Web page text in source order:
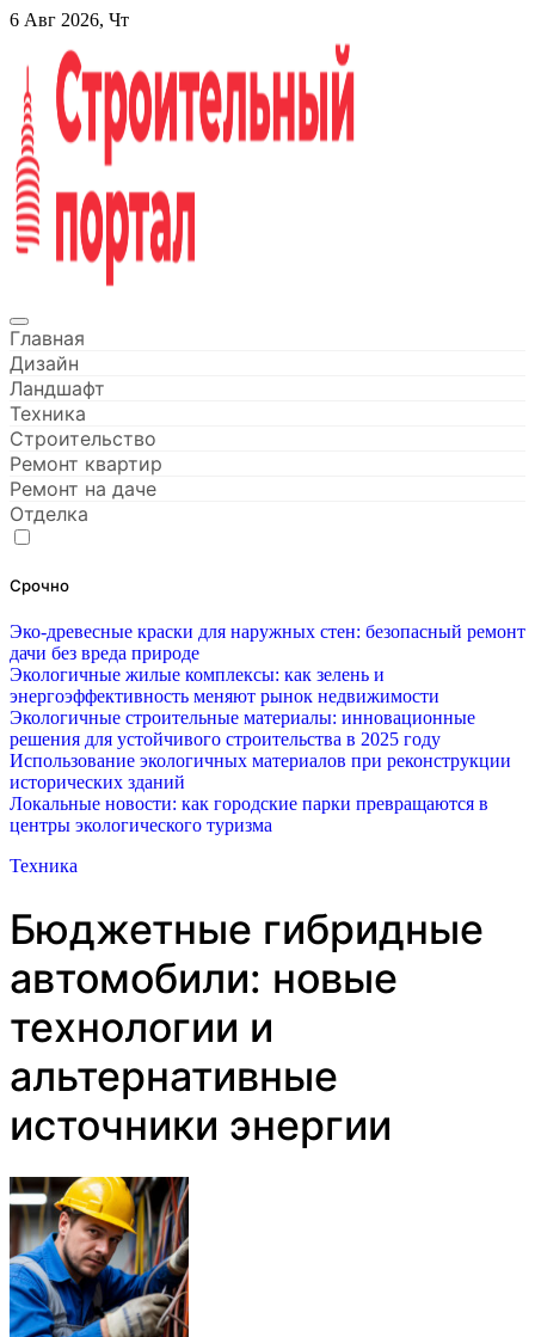
Перейти
содержанию
6 Авг 2026, Чт
Строительный портал
Главная
Дизайн
Ландшафт
Техника
Строительство
Ремонт квартир
Ремонт на даче
Отделка
Срочно
Эко-древесные краски для наружных стен: безопасный ремонт
дачи без вреда природе
Экологичные жилые комплексы: как зелень и
энергоэффективность меняют рынок недвижимости
Экологичные строительные материалы: инновационные
решения для устойчивого строительства в 2025 году
Использование экологичных материалов при реконструкции
исторических зданий
Локальные новости: как городские парки превращаются в
центры экологического туризма
Техника
Бюджетные гибридные
автомобили: новые
технологии и
альтернативные
источники энергии